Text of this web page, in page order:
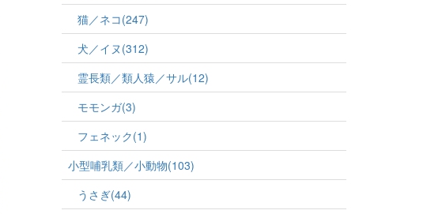
猫／ネコ(247)
犬／イヌ(312)
霊長類／類人猿／サル(12)
モモンガ(3)
フェネック(1)
小型哺乳類／小動物(103)
うさぎ(44)